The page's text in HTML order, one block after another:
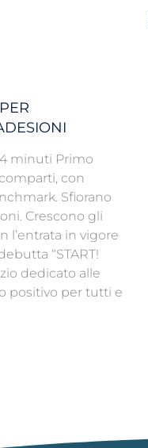
minuti Primo
con
Sfiorano
Crescono gli
l’entrata in vigore
“START!
dedicato alle
positivo per tutti e